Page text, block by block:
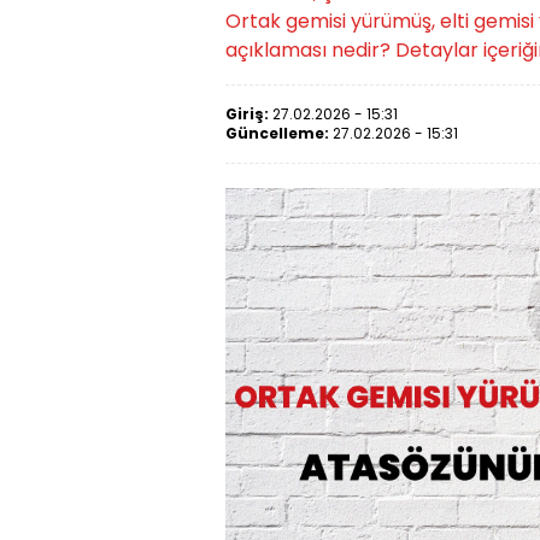
Ortak gemisi yürümüş, elti
açıklaması nedir? Detaylar
Giriş: 27.02.2026 - 15:31
Güncelleme: 27.02.2026 - 15:31